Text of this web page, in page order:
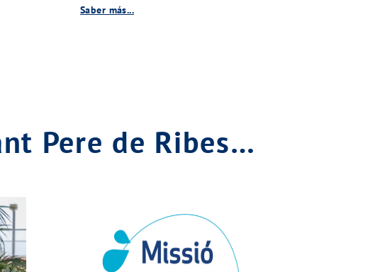
Saber más...
Pere de Ribes…